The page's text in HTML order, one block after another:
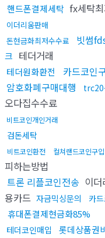
핸드폰결제세탁 fx세탁
이더리움판매
돈현금화최저수수료
빗썸
크 테더거래
테더원화환전 카드코인
암호화폐구매대행 trc20
오다집수수료
비트코인개인거래
검돈세탁
비트코인환전 컬쳐랜드코인구입
피하는방법
트론 리플코인전송 이더
용카드 자금믹싱문의 카
휴대폰결제현금화85%
테더코인매입 롯데상품권